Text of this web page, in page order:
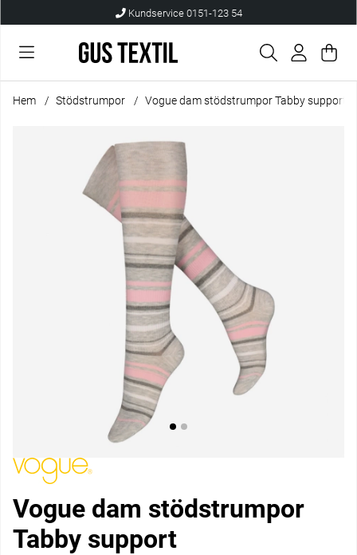
Kundservice 0151-123 54
.
Hem Stödstrumpor Vogue dam stödstrumpor Tabby support
Vogue dam stödstrumpor
Tabby support